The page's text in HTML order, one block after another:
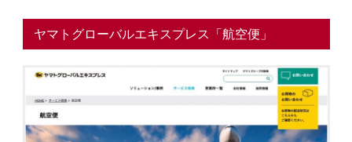
ヤマトグローバルエキスプレス「航空便」